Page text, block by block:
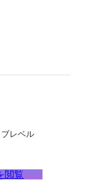
レベル
閲覧